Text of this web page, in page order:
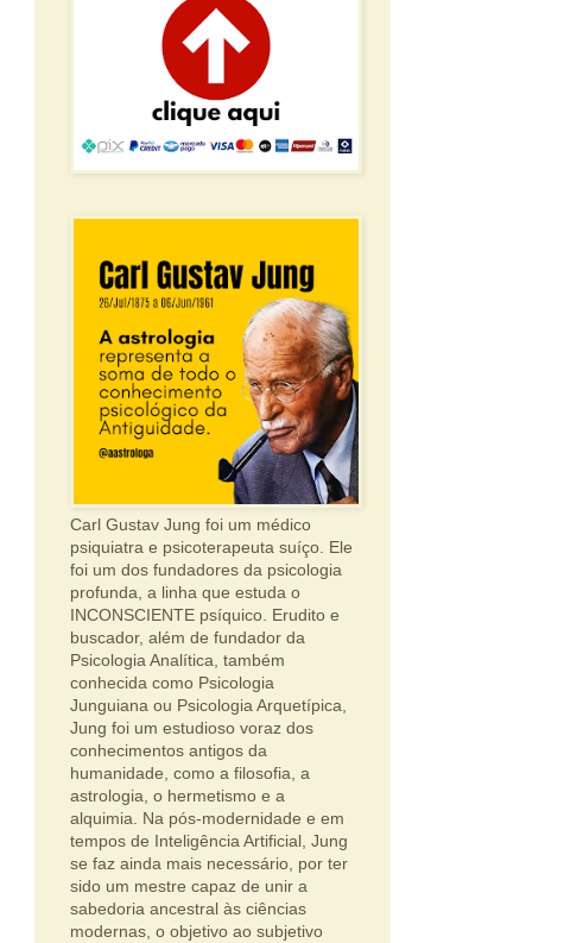
Carl Gustav Jung foi um médico
psiquiatra e psicoterapeuta suíço. Ele
foi um dos fundadores da psicologia
profunda, a linha que estuda o
INCONSCIENTE psíquico. Erudito e
buscador, além de fundador da
Psicologia Analítica, também
conhecida como Psicologia
Junguiana ou Psicologia Arquetípica,
Jung foi um estudioso voraz dos
conhecimentos antigos da
humanidade, como a filosofia, a
astrologia, o hermetismo e a
alquimia. Na pós-modernidade e em
tempos de Inteligência Artificial, Jung
se faz ainda mais necessário, por ter
sido um mestre capaz de unir a
sabedoria ancestral às ciências
modernas, o objetivo ao subjetivo